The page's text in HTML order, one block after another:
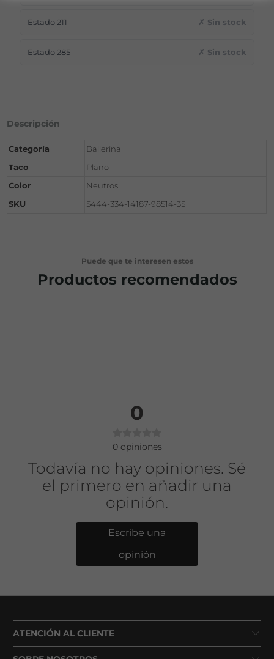
Estado 211 ✗ Sin stock
Estado 285 ✗ Sin stock
Descripción
Categoría
Ballerina
Taco
Plano
Color
Neutros
SKU
5444-334-14187-98514-35
Puede que te interesen estos
Productos recomendados
0
0 opiniones
Todavía no hay opiniones. Sé
el primero en añadir una
opinión.
Escribe una
opinión
ATENCIÓN AL CLIENTE